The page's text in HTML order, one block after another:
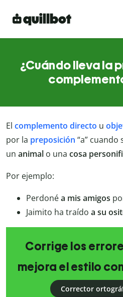
¿Cuándo lleva la
El complemento directo u
por la preposición “a” cuando
un animal o una cosa
Por ejemplo:
Perdonéa mis amigos
Jaimito ha traído a su
Corrige los
mejora el estilo
Corrector